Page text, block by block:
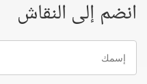
انضم إلى النقاش
إسمك